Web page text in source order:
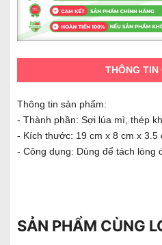
THÔNG TIN
Thông tin sản phẩm:
- Thành phần: Sợi lúa mì, thép
- Kích thước: 19 cm x 8 cm x 3.5
- Công dụng: Dùng để tách lòng
SẢN PHẨM CÙNG